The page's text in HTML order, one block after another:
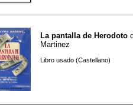
La pantalla de Herodoto
Martinez
Libro usado (Castellano)